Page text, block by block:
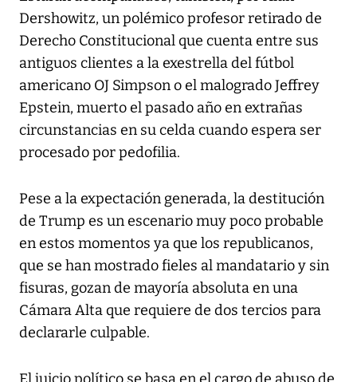
Dershowitz, un polémico profesor retirado de
Derecho Constitucional que cuenta entre sus
antiguos clientes a la exestrella del fútbol
americano OJ Simpson o el malogrado Jeffrey
Epstein, muerto el pasado año en extrañas
circunstancias en su celda cuando espera ser
procesado por pedofilia.
Pese a la expectación generada, la destitución
de Trump es un escenario muy poco probable
en estos momentos ya que los republicanos,
que se han mostrado fieles al mandatario y sin
fisuras, gozan de mayoría absoluta en una
Cámara Alta que requiere de dos tercios para
declararle culpable.